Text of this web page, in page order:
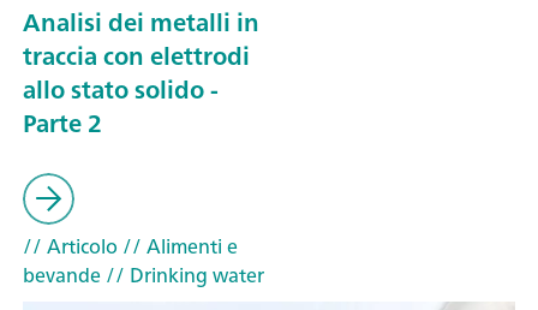
Analisi dei metalli in
traccia con elettrodi
allo stato solido -
Parte 2
// Articolo // Alimenti e
bevande// Drinking water